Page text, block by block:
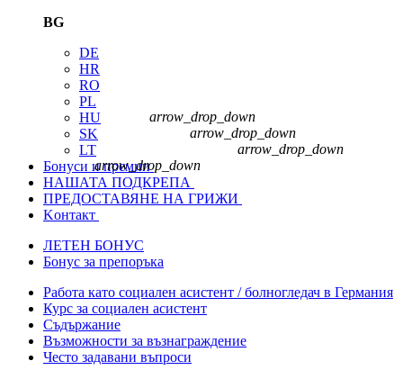
BG
DE
HR
RO
PL
HU
SK
LT
Бонуси и премии
arrow_drop_down
НАШАТА ПОДКРЕПА
arrow_drop_down
ПРЕДОСТАВЯНЕ НА ГРИЖИ
arrow_drop_down
Kонтакт
arrow_drop_down
ЛЕТЕН БОНУС
Бонус за препоръка
Работа като социален асистент / болногледач в Германия
Курс за социален асистент
Съдържание
Възможности за възнаграждение
Често задавани въпроси